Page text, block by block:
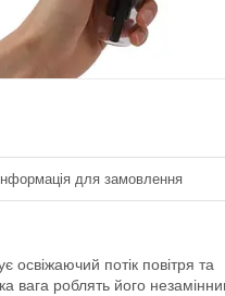
Інформація для замовлення
освіжаючий потік повітря та
вага роблять його